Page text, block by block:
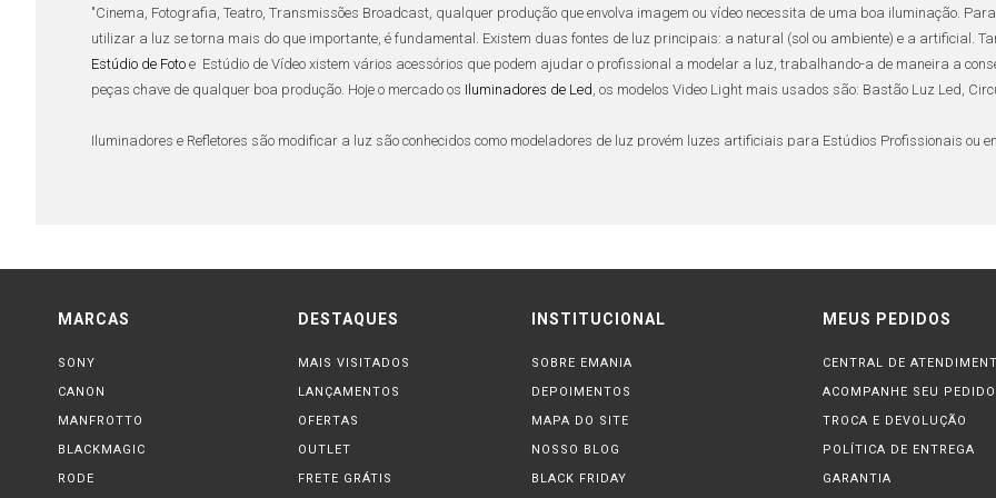
"Cinema, Fotografia, Teatro, Transmissões Broadcast, qualquer produção que envolva imagem ou vídeo necessita de uma boa iluminação.
utilizar a luz se torna mais do que importante, é fundamental. Existem duas fontes de luz principais: a natural (sol ou ambiente) e a artificial.
Estúdio de Foto e Estúdio de Vídeo xistem vários acessórios que podem ajudar o profissional a modelar a luz, trabalhando-a de maneira a
peças chave de qualquer boa produção. Hoje o mercado os Iluminadores de Led, os modelos Video Light mais usados são: Bastão Luz Led,
Iluminadores e Refletores são modificar a luz são conhecidos como modeladores de luz provém luzes artificiais para Estúdios Profissionais ou
com sombras menos definidas. Ele atua também comorefletor, uma vez que possuibarndoors(bandos) ao redor da saída de luz que atuam
dura (foco fechado) ou luz suave (foco aberto).
que vem ganhando cada vez mais espaço no kit estúdiode qualquer profissional é o iluminador de LED , pois
tornando
refletores LEDos preferidos em estúdios de fotografiaefilmagem
consomem menos energia, geram pouco
vida útil longo, gerando menos descarte.Iluminadores fabricados comrefletores embutidos propiciam grande economia de energia, pois além
ainda mais o ambiente. Leves e fáceis de transportar, eles vêm ganhando cada vez mais espaço.
MARCAS
SONY
CANON
MANFROTTO
BLACKMAGIC
RODE
DESTAQUES
MAIS VISITADOS
LANÇAMENTOS
OFERTAS
OUTLET
FRETE GRÁTIS
INSTITUCIONAL
SOBRE EMANIA
DEPOIMENTOS
MAPA DO SITE
NOSSO BLOG
BLACK FRIDAY
MEUS PEDIDOS
CENTRAL DE
ACOMPANHE SEU PEDIDO
TROCA E DEVOLUÇÃO
POLÍTICA DE ENTREGA
GARANTIA